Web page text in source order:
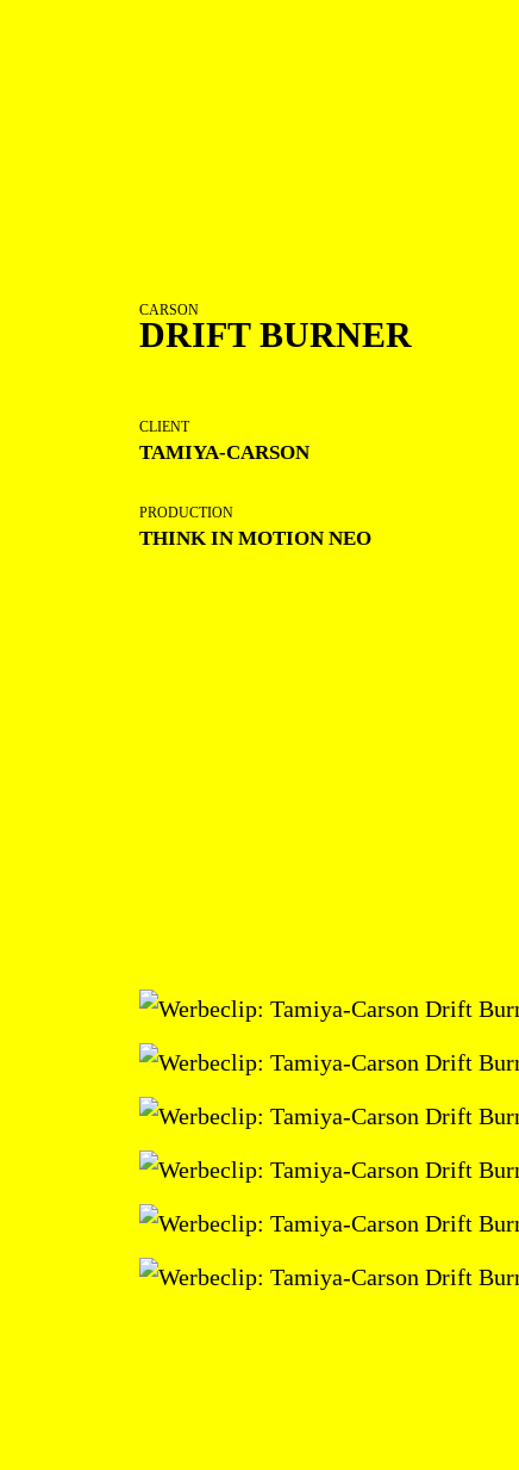
CARSON
DRIFT BURNER
CLIENT
TAMIYA-CARSON
PRODUCTION
THINK IN MOTION NEO